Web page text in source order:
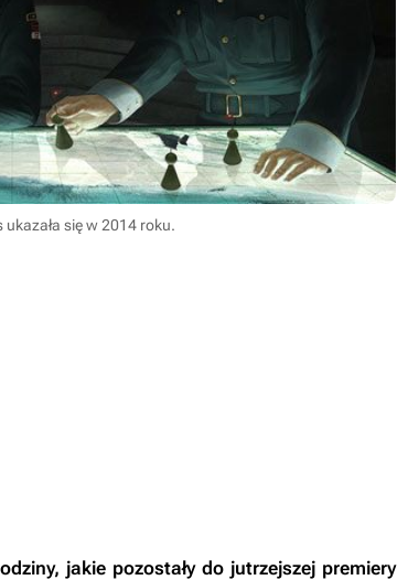
się w 2014 roku.
jakie pozostały do jutrzejszej premiery